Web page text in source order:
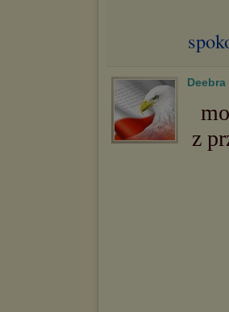
Deebra
z